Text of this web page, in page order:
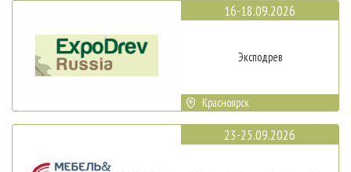
16-18.09.2026
Эксподрев
Красноярск
23-25.09.2026